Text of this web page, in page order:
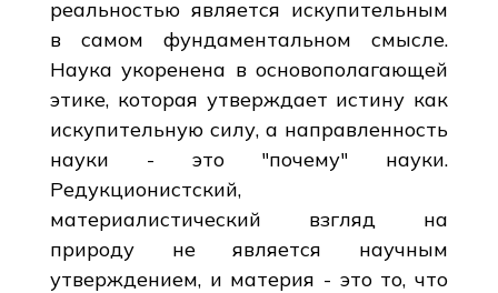
реальностью является искупительным
в самом фундаментальном смысле.
Наука укоренена в основополагающей
этике, которая утверждает истину как
искупительную силу, а направленность
науки - это "почему" науки.
Редукционистский,
материалистический взгляд на
природу не является научным
утверждением, и материя - это то, что